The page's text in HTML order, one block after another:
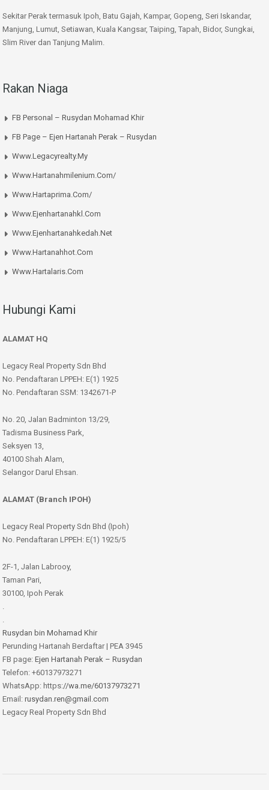
Sekitar Perak termasuk Ipoh, Batu Gajah, Kampar, Gopeng, Seri Iskandar,
Manjung, Lumut, Setiawan, Kuala Kangsar, Taiping, Tapah, Bidor, Sungkai,
Slim River dan Tanjung Malim.
Rakan Niaga
FB Personal – Rusydan Mohamad Khir
FB Page – Ejen Hartanah Perak – Rusydan
Www.legacyrealty.my
Www.hartanahmilenium.com/
Www.hartaprima.com/
Www.ejenhartanahkl.com
Www.ejenhartanahkedah.net
Www.hartanahhot.com
Www.hartalaris.com
Hubungi Kami
ALAMAT HQ
Legacy Real Property Sdn Bhd
No. Pendaftaran LPPEH: E(1) 1925
No. Pendaftaran SSM: 1342671-P
No. 20, Jalan Badminton 13/29,
Tadisma Business Park,
Seksyen 13,
40100 Shah Alam,
Selangor Darul Ehsan.
ALAMAT (Branch IPOH)
Legacy Real Property Sdn Bhd (Ipoh)
No. Pendaftaran LPPEH: E(1) 1925/5
2F-1, Jalan Labrooy,
Taman Pari,
30100, Ipoh Perak
.
.
Rusydan bin Mohamad Khir
Perunding Hartanah Berdaftar | PEA 3945
FB page: Ejen Hartanah Perak – Rusydan
Telefon: +60137973271
WhatsApp: https://wa.me/60137973271
Email: rusydan.ren@gmail.com
Legacy Real Property Sdn Bhd